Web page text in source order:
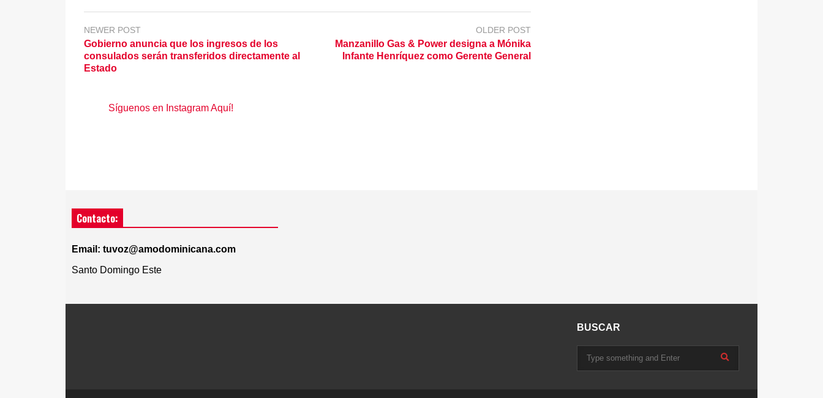
NEWER POST
Gobierno anuncia que los ingresos de los
consulados serán transferidos directamente al
Estado
OLDER POST
Manzanillo Gas & Power designa a Mónika
Infante Henríquez como Gerente General
Síguenos en Instagram Aquí!
Contacto:
Email: tuvoz@amodominicana.com
Santo Domingo Este
BUSCAR